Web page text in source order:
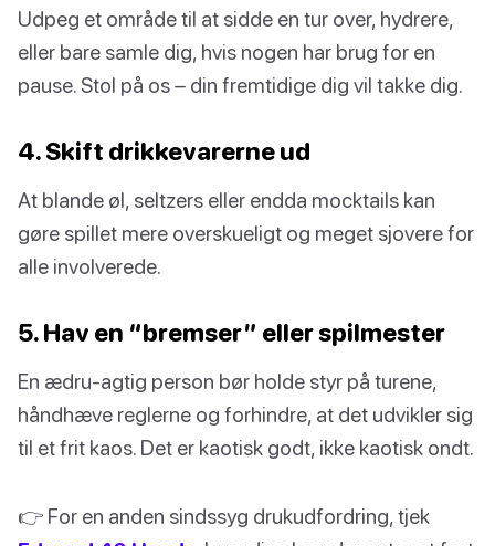
Udpeg et område til at sidde en tur over, hydrere,
eller bare samle dig, hvis nogen har brug for en
pause. Stol på os – din fremtidige dig vil takke dig.
4. Skift drikkevarerne ud
At blande øl, seltzers eller endda mocktails kan
gøre spillet mere overskueligt og meget sjovere for
alle involverede.
5. Hav en “bremser” eller spilmester
En ædru-agtig person bør holde styr på turene,
håndhæve reglerne og forhindre, at det udvikler sig
til et frit kaos. Det er kaotisk godt, ikke kaotisk ondt.
👉 For en anden sindssyg drukudfordring, tjek